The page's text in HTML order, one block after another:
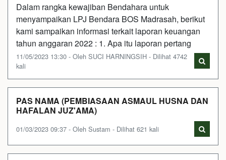
Dalam rangka kewajiban Bendahara untuk
menyampaikan LPJ Bendara BOS Madrasah, berikut
kami sampaikan informasi terkait laporan keuangan
tahun anggaran 2022 : 1. Apa itu laporan pertang
11/05/2023 13:30 - Oleh SUCI HARNINGSIH - Dilihat 4742
kali
PAS NAMA (PEMBIASAAN ASMAUL HUSNA DAN
HAFALAN JUZ'AMA)
01/03/2023 09:37 - Oleh Sustam - Dilihat 621 kali